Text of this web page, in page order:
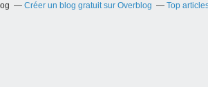
Créer un blog gratuit sur Overblog Top